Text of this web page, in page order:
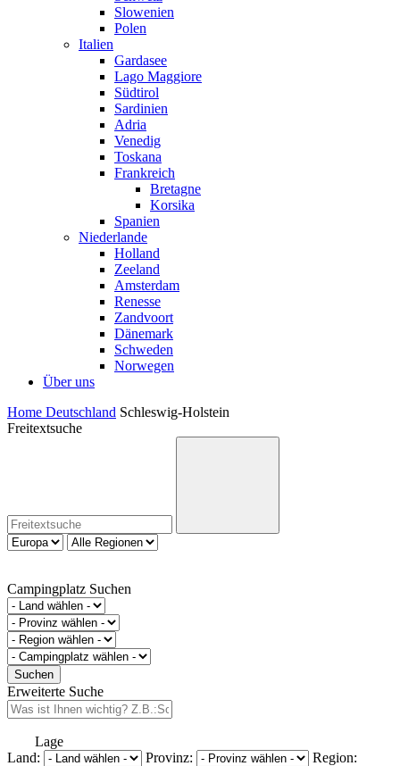
Slowenien
Polen
Italien
Gardasee
Lago Maggiore
Südtirol
Sardinien
Adria
Venedig
Toskana
Frankreich
Bretagne
Korsika
Spanien
Niederlande
Holland
Zeeland
Amsterdam
Renesse
Zandvoort
Dänemark
Schweden
Norwegen
Über uns
Home Deutschland Schleswig-Holstein
Freitextsuche
Campingplatz Suchen
Erweiterte Suche
Lage
Land:
Provinz: Region: